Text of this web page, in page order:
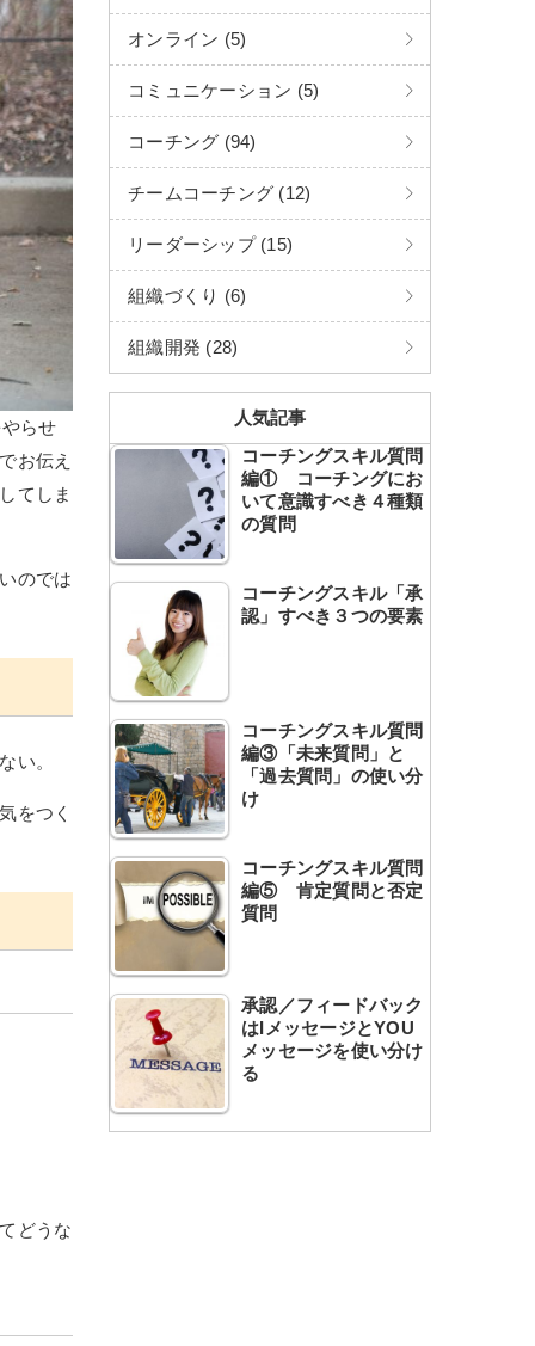
らせ
お伝え
てしま
のでは
い。
をつく
どうな
オンライン (5)
コミュニケーション (5)
コーチング (94)
チームコーチング (12)
リーダーシップ (15)
組織づくり (6)
組織開発 (28)
人気記事
コーチングスキル質問
編① コーチングにお
いて意識すべき４種類
の質問
コーチングスキル「承
認」すべき３つの要素
コーチングスキル質問
編③「未来質問」と
「過去質問」の使い分
け
コーチングスキル質問
編⑤ 肯定質問と否定
質問
承認／フィードバック
はIメッセージとYOU
メッセージを使い分け
る